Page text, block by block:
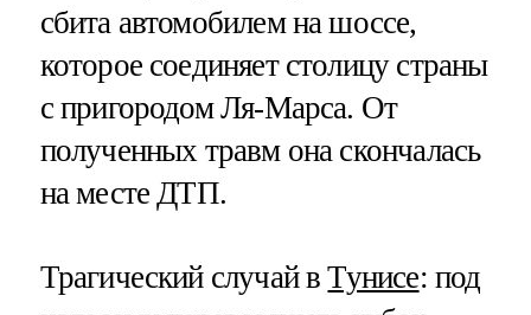
сбита автомобилем на шоссе,
которое соединяет столицу страны
с пригородом Ля-Марса. От
полученных травм она скончалась
на месте ДТП.
Трагический случай вТунисе: под